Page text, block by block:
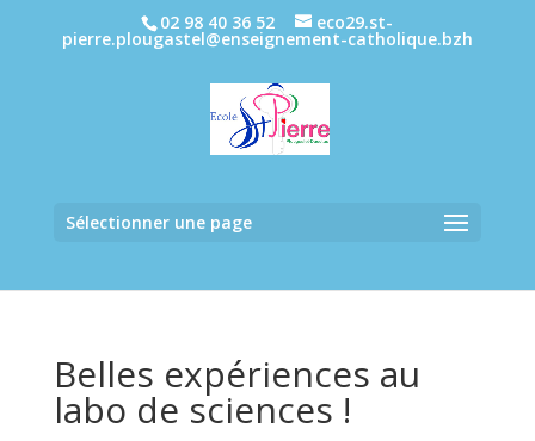
02 98 40 36 52 eco29.st-
pierre.plougastel@enseignement-catholique.bzh
Sélectionner une page
Belles expériences au
labo de sciences !